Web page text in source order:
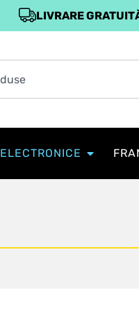
LIVRARE
ELECTRONICE